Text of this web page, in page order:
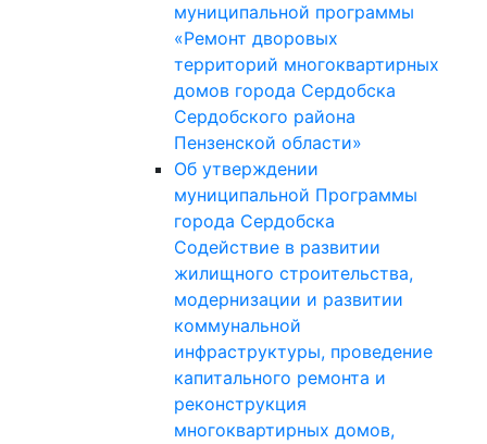
муниципальной программы
«Ремонт дворовых
территорий многоквартирных
домов города Сердобска
Сердобского района
Пензенской области»
Об утверждении
муниципальной Программы
города Сердобска
Содействие в развитии
жилищного строительства,
модернизации и развитии
коммунальной
инфраструктуры, проведение
капитального ремонта и
реконструкция
многоквартирных домов,